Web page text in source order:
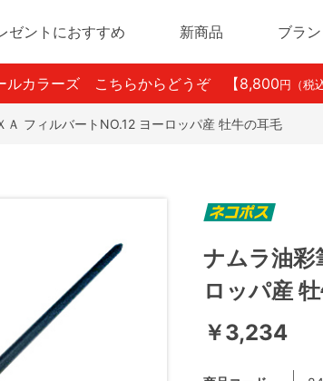
ゼントにおすすめ 新商品 ブラ
ルカラーズ こちらからどうぞ 【8,800 円（税
Ａ フィルバートNO.12 ヨーロッパ産 牡牛の耳毛
ナムラ油彩
ロッパ産
￥3,234